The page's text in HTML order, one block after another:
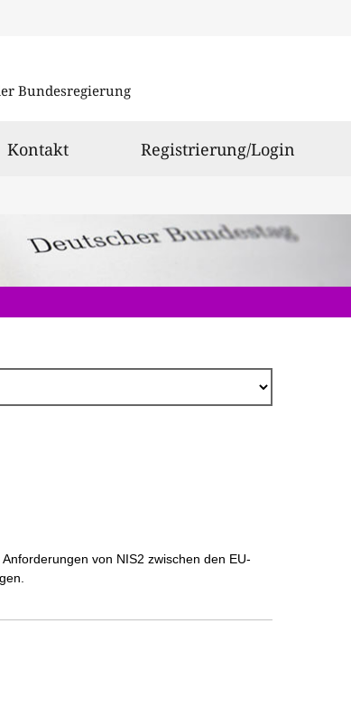
Bundesregierung
Kontakt Registrierung/Login
von NIS2 zwischen den EU-